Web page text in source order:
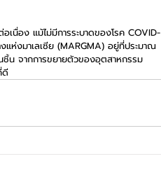
นื่อง แม้ไม่มีการระบาดของโรค COVID-
แห่งมาเลเซีย (MARGMA) อยู่ที่ประมาณ
น จากการขยายตัวของอุตสาหกรรม
ดี